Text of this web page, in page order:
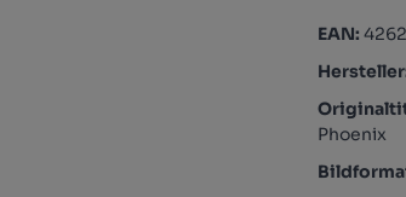
EAN:
Phoenix